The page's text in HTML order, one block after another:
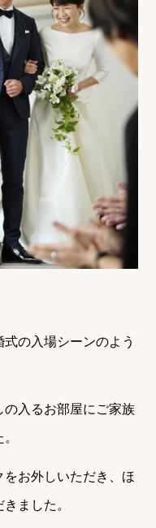
の入場シーンのよう
の入るお部屋にご家族
お外しいただき、ほ
ました。